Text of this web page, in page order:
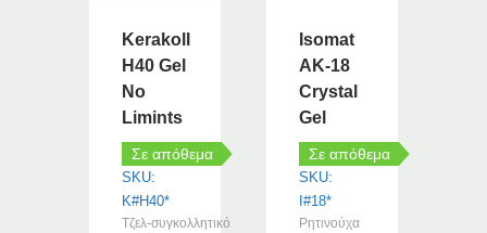
Kerakoll
H40 Gel
No
Limints
Σε απόθεμα
SKU:
K#H40*
Τζελ‑συγκολλητικό
Isomat
AK-18
Crystal
Gel
Σε απόθεμα
SKU:
I#18*
Ρητινούχα